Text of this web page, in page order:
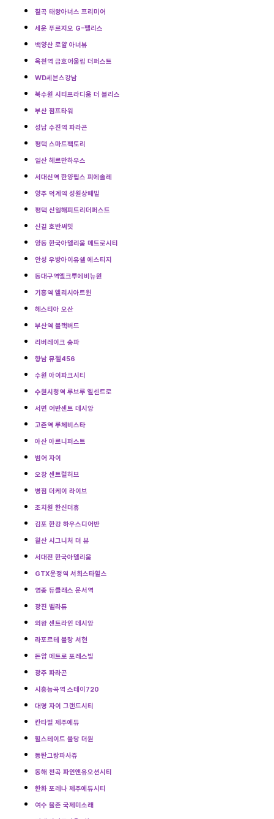
칠곡 태왕아너스 프리미어
세운 푸르지오 G-팰리스
백양산 로얄 아너뷰
옥천역 금호어울림 더퍼스트
WD세븐스강남
북수원 시티프라디움 더 블리스
부산 점프타워
성남 수진역 파라곤
평택 스마트팩토리
일산 헤르만하우스
서대신역 한양립스 피에솔레
양주 덕계역 성원상떼빌
평택 신일해피트리더퍼스트
신길 호반써밋
양동 한국아델리움 메트로시티
안성 우방아이유쉘 에스티지
동대구역엘크루에비뉴원
기흥역 엘리시아트윈
헤스티아 오산
부산역 블랙버드
리버레이크 송파
향남 뮤젤456
수원 아이파크시티
수원시청역 루브루 엘센트로
서면 어반센트 데시앙
고촌역 루체비스타
아산 아르니퍼스트
범어 자이
오창 센트럴허브
병점 더케이 라이브
조치원 한신더휴
김포 한강 하우스디어반
월산 시그니처 더 뷰
서대전 한국아델리움
GTX운정역 서희스타힐스
영종 듀클래스 운서역
광진 벨라듀
의왕 센트라인 데시앙
라포르테 블랑 서현
돈암 메트로 포레스빌
광주 파라곤
시흥능곡역 스테이720
대명 자이 그랜드시티
칸타빌 제주에듀
힐스테이트 불당 더원
동탄그랑파사쥬
동해 천곡 파인앤유오션시티
한화 포레나 제주에듀시티
여수 율촌 국제미소래